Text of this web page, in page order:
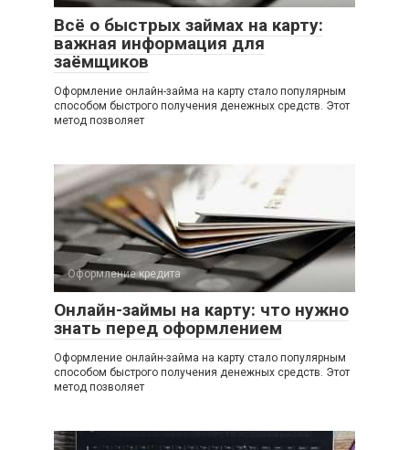
Всё о быстрых займах на карту:
важная информация для
заёмщиков
Оформление онлайн-займа на карту стало популярным
способом быстрого получения денежных средств. Этот
метод позволяет
Оформление кредита
Онлайн-займы на карту: что нужно
знать перед оформлением
Оформление онлайн-займа на карту стало популярным
способом быстрого получения денежных средств. Этот
метод позволяет